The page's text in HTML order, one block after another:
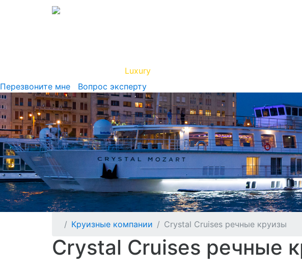
Luxury
Перезвоните мне
Вопрос эксперту
Круизные компании Crystal Cruises речные круизы
Crystal Cruises речные